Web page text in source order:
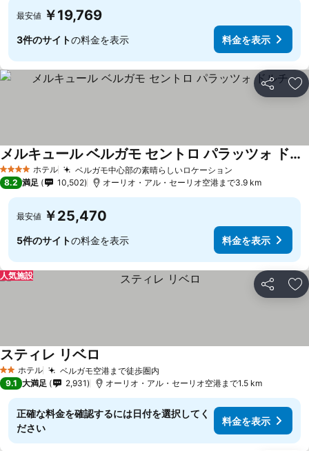
最安値 ￥19,769
3件のサイトの料金を表示 料金を表示
シェア お
4 ホテルのランク
ホテル ベルガモ中心部の素晴らしいロケーション
メルキュール ベルガモ セントロ パラッツォ ドルチ
8.2 満足 10,502 オーリオ・アル・セーリオ空港まで3.9 km
最安値 ￥25,470
5件のサイトの料金を表示 料金を表示
シェア お
人気施設
2 ホテルのランク
ホテル ベルガモ空港まで徒歩圏内
スティレ リベロ
9.1 大満足 2,931 オーリオ・アル・セーリオ空港まで1.5 km
正確な料金を確認するには日付を選択してく
ださい
料金を表示